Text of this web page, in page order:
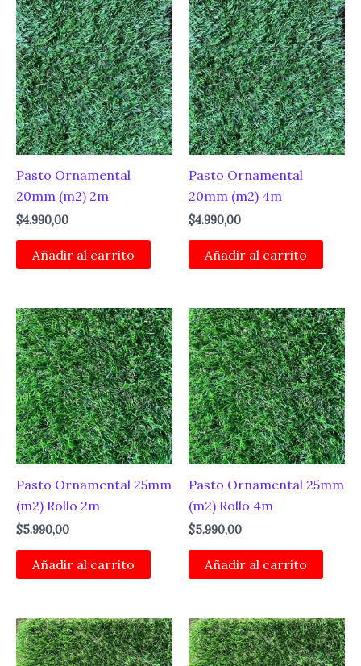
Pasto Ornamental
20mm (m2) 2m
$4.990,00
Añadir al carrito
Pasto Ornamental
20mm (m2) 4m
$4.990,00
Añadir al carrito
Pasto Ornamental 25mm
(m2) Rollo 2m
$5.990,00
Añadir al carrito
Pasto Ornamental 25mm
(m2) Rollo 4m
$5.990,00
Añadir al carrito